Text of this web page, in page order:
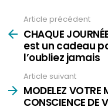
plus
Article précédent
CHAQUE
est un cadeau
l’oubliez jamais
Article suivant
MODELEZ VOTRE
CONSCIENCE DE